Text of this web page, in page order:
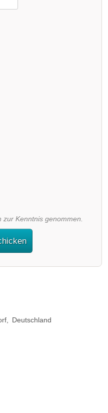
zur Kenntnis genommen.
Deutschland